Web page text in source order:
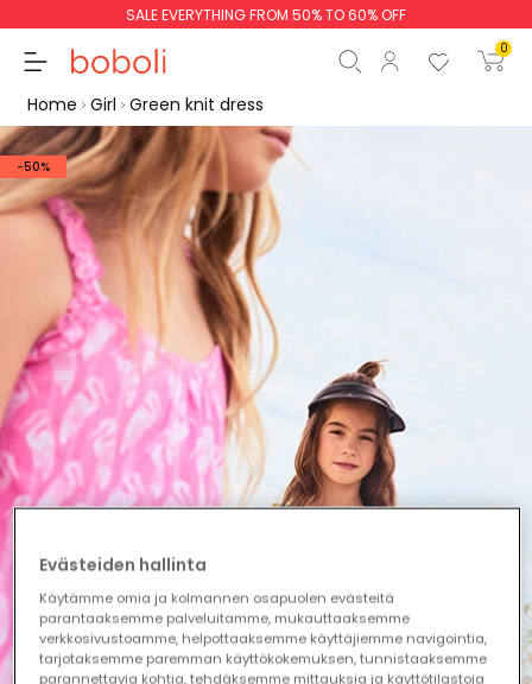
SALE EVERYTHING FROM 50% TO 60% OFF
0
Subtotal
Total
Continue
Home Girl Green knit dress
-50%
Evästeiden hallinta
Käytämme omia ja kolmannen osapuolen evästeitä
parantaaksemme palveluitamme, mukauttaaksemme
verkkosivustoamme, helpottaaksemme käyttäjiemme navigointia,
tarjotaksemme paremman käyttökokemuksen, tunnistaaksemme
parannettavia kohtia, tehdäksemme mittauksia ja käyttötilastoja